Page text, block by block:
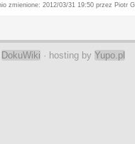
zmienione: 2012/03/31 19:50 przez Piotr
DokuWiki · hosting by Yupo.pl